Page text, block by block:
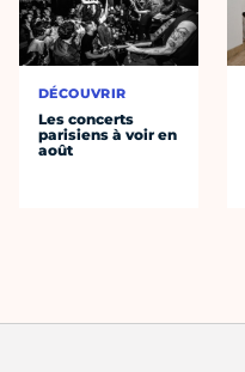
DÉCOUVRIR
Les concerts
parisiens à voir en
août